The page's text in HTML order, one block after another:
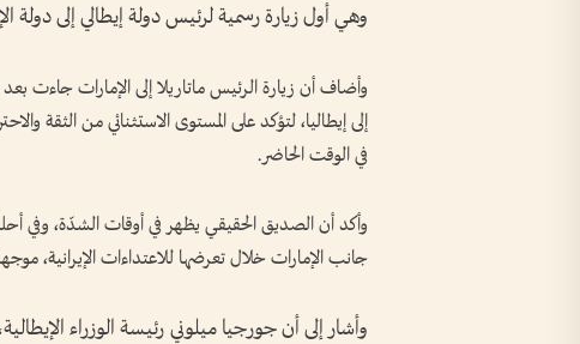
وهي أول زيارة رسمية لرئيس دولة إيطالي إلى دولة
وأضاف أن زيارة الرئيس ماتاريلا إلى الإمارات جاءت
إلى إيطاليا، لتؤكد على المستوى الاستثنائي من الثقة
في الوقت الحاضر.
وأكد أن الصديق الحقيقي يظهر في أوقات الشدّة، وفي
جانب الإمارات خلال تعرضها للاعتداءات الإيرانية،
وأشار إلى أن جورجيا ميلوني رئيسة الوزراء